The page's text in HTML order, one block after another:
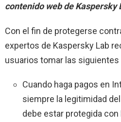
contenido web de Kaspersky
Con el fin de protegerse
expertos de Kaspersky Lab
usuarios tomar las siguientes
Cuando haga pagos en
siempre la legitimidad
debe estar protegida